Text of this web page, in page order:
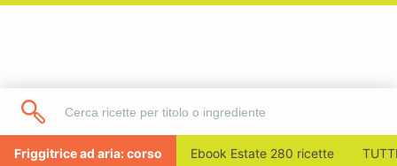
Friggitrice ad aria: corso Ebook Estate 280 ricette